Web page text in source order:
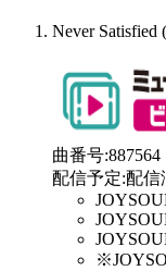
Never Satisfied
曲番号:887564
配信予定:配信
※